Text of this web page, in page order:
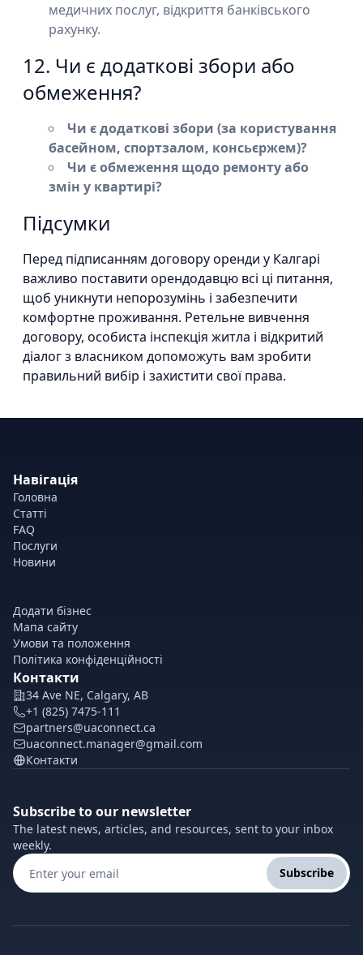
медичних послуг, відкриття банківського
рахунку.
12. Чи є додаткові збори або
обмеження?
Чи є додаткові збори (за користування
басейном, спортзалом, консьєржем)?
Чи є обмеження щодо ремонту або
змін у квартирі?
Підсумки
Перед підписанням договору оренди у Калгарі
важливо поставити орендодавцю всі ці питання,
щоб уникнути непорозумінь і забезпечити
комфортне проживання. Ретельне вивчення
договору, особиста інспекція житла і відкритий
діалог з власником допоможуть вам зробити
правильний вибір і захистити свої права.
Навігація
Головна
Статті
FAQ
Послуги
Новини
Додати бізнес
Мапа сайту
Умови та положення
Політика конфіденційності
Контакти
34 Ave NE, Calgary, AB
+1 (825) 7475-111
partners@uaconnect.ca
uaconnect.manager@gmail.com
Контакти
Subscribe to our newsletter
The latest news, articles, and resources, sent to your inbox
weekly.
Subscribe